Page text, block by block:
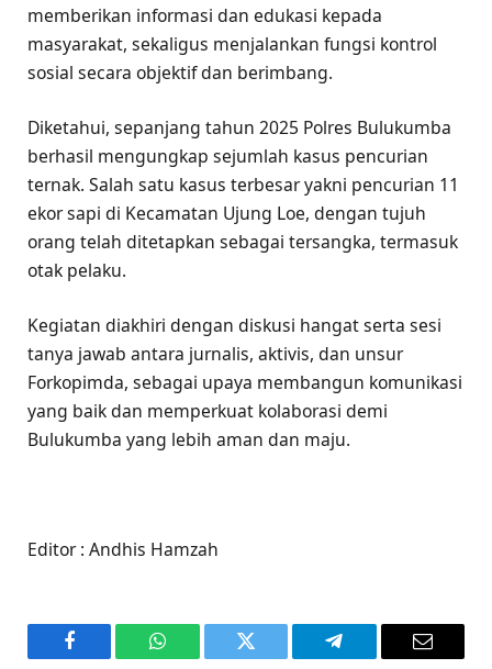
memberikan informasi dan edukasi kepada
masyarakat, sekaligus menjalankan fungsi kontrol
sosial secara objektif dan berimbang.
Diketahui, sepanjang tahun 2025 Polres Bulukumba
berhasil mengungkap sejumlah kasus pencurian
ternak. Salah satu kasus terbesar yakni pencurian 11
ekor sapi di Kecamatan Ujung Loe, dengan tujuh
orang telah ditetapkan sebagai tersangka, termasuk
otak pelaku.
Kegiatan diakhiri dengan diskusi hangat serta sesi
tanya jawab antara jurnalis, aktivis, dan unsur
Forkopimda, sebagai upaya membangun komunikasi
yang baik dan memperkuat kolaborasi demi
Bulukumba yang lebih aman dan maju.
Editor : Andhis Hamzah
Facebook WhatsAppTwitter Telegram Email